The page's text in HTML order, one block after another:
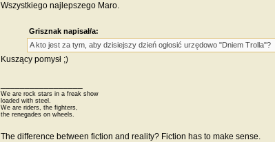
Wszystkiego najlepszego Maro.
Grisznak napisał/a:
A kto jest za tym, aby dzisiejszy dzień ogłosić urzędowo "Dniem Trolla"?
Kuszący pomysł ;)
We are rock stars in a freak show
loaded with steel.
We are riders, the fighters,
the renegades on wheels.
The difference between fiction and reality? Fiction has to make sense.